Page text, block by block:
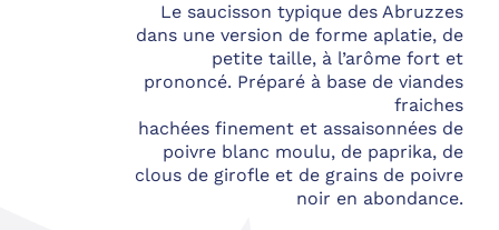
Le saucisson typique des Abruzzes
dans une version de forme aplatie, de
petite taille, à l’arôme fort et
prononcé. Préparé à base de viandes
fraiches
hachées finement et assaisonnées de
poivre blanc moulu, de paprika, de
clous de girofle et de grains de poivre
noir en abondance.